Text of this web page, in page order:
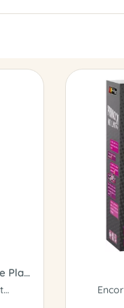
The Crew - En Quête de la 9ème Planète
Embarquez pour l'espace et tous ses défis..!